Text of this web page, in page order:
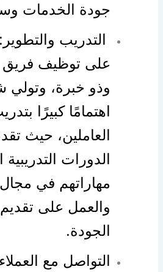
جودة الخدمات
التدريب
على توظيف
وذو خبرة، وتولي
اهتمامًا كبيرًا
العاملين، حيث
الدورات
مهاراتهم في مجال
والعمل على
الجودة.
التواصل مع